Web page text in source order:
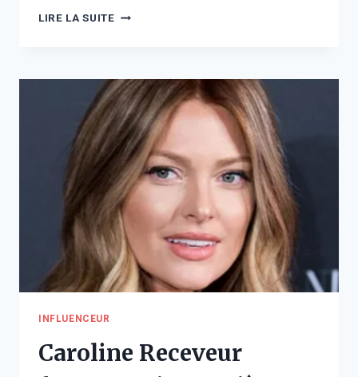
LIRE LA SUITEELISABETH
BIOGRAPHIE
INFLUENCEUR
Caroline Receveur